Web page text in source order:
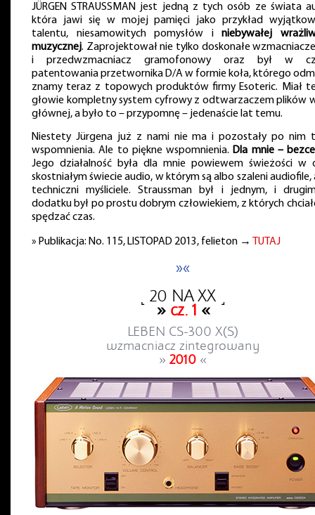
JÜRGEN STRAUSSMAN jest jedną z tych osób ze świata
która jawi się w mojej pamięci jako przykład
talentu, niesamowitych pomysłów iniebywałej
muzycznej. Zaprojektował nie tylko doskonałe
i przedwzmacniacz gramofonowy oraz był w
patentowania przetwornika D/A w formie koła, którego
znamy teraz z topowych produktów firmy Esoteric. Miał
głowie kompletny system cyfrowy z odtwarzaczem plików
głównej, a było to – przypomnę – jedenaście lat temu.
Niestety Jürgena już z nami nie ma i pozostały po nim
wspomnienia. Ale to piękne wspomnienia.Dla mnie –
Jego działalność była dla mnie powiewem świeżości w
skostniałym świecie audio, w którym są albo szaleni audiofile,
techniczni myśliciele. Straussman był i jednym, i
dodatku był po prostu dobrym człowiekiem, z których
spędzać czas.
» Publikacja: No. 115, LISTOPAD 2013, felieton → TUTAJ
»«
˻ 20 NA XX ˼
» cz. 1 «
LEBEN CS-300 X(S)
wzmacniacz zintegrowany
» 2010 «